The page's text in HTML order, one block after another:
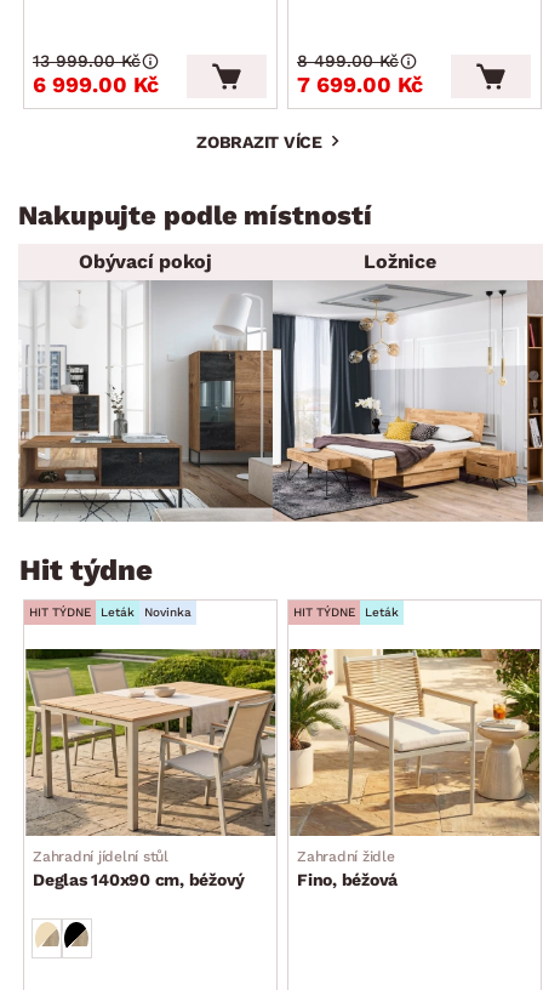
6 999.00 Kč
13 999.00 Kč
7 699.00 Kč
8 499.00 Kč
ZOBRAZIT VÍCE
Nakupujte podle místností
Obývací pokoj Ložnice
Hit týdne
HIT TÝDNE Leták Novinka
Zahradní jídelní stůl
Deglas 140x90 cm, béžový
HIT TÝDNE Leták
Zahradní židle
Fino, béžová